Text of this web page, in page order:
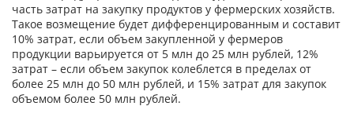
часть затрат на закупку продуктов у фермерских хозяйств.
Такое возмещение будет дифференцированным и составит
10% затрат, если объем закупленной у фермеров
продукции варьируется от 5 млн до 25 млн рублей, 12%
затрат – если объем закупок колеблется в пределах от
более 25 млн до 50 млн рублей, и 15% затрат для закупок
объемом более 50 млн рублей.